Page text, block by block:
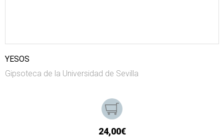
YESOS
Gipsoteca de la Universidad de Sevilla
24,00€